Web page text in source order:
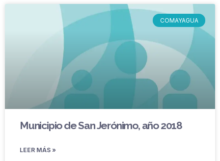
COMAYAGUA
Municipio de San Jerónimo, año 2018
LEER MÁS »